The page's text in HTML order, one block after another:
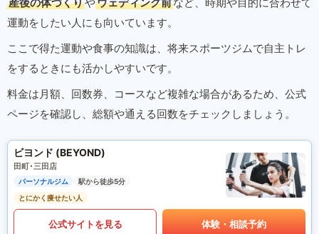
産後の体づくりやウェディング前など、時期や目的に合わせて
運動をしたい人にも向いています。
ここで得た運動や食事の知識は、将来スポーツジムで自主トレ
をするときにも活かしやすいです。
料金は月額、回数券、コースなど複雑な場合があるため、公式
ページを確認し、総額や通える回数をチェックしましょう。
ビヨンド (BEYOND)
田町･三田店
パーソナルジム
駅から徒歩5分
とにかく痩せたい人
公式サイトを見る 体験・相談予約